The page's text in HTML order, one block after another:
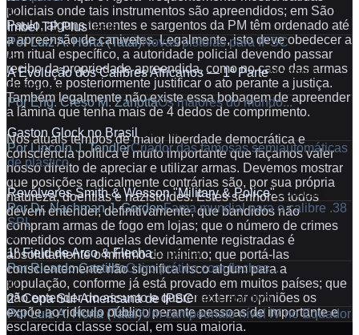
policiais onde tais instrumentos são apreendidos; em São
Paulo, alguns tenentes e sargentos da PM têm ordenado até
a apreensão de canivetes. Legalmente, isto deve obedecer a
um ritual específico, a autoridade policial devendo passar
recibo da propriedade apreendida, como no caso das armas
de fogo, e posteriormente justificar o ato perante a justiça.
Também legalmente não existe essa bobagem de apreender
a lâmina que tenha mais de 4 dedos de comprimento.
Nos atuais tempos de maior liberdade democrática e
consciência política é muito importante que façamos valer
nosso direito de apreciar e utilizar armas. Devemos mostrar
que posições radicalmente contrárias são, por sua própria
natureza, doentias e nazistoides. Estes senhores todos
devem entender, definitivamente, que bandidos não
compram armas de fogo em lojas; que o número de crimes
cometidos com aquelas devidamente registradas é
absolutamente o mínimo do mínimo; que portá-las
conscientemente não significa risco algum para a
população, conforme já está provado em muitos países; que
não entender do assunto e querer externar opiniões os
expõe ao ridículo público perante pessoas de importante e
esclarecida classe social, em sua maioria.
62
Imbel TP PlusTeste
PorLuiz A. Horta (Tatai)Novas pistolas para IPSC
68
A Evolução dos Calibres Africanos — 1ª ParteMagnum
Pesquisa
PorEng. Creso M. ZanottaOs maiores do mundo...
74
Gaston Glock no Brasil
Entrevista
PorLincoln J. TendlerCriador das famosas semiautomáticas
de plástico
78
Revólveres Smith & Wesson "Military & Police"Coleção
PorDr. Nachman J. GordonFama mundial para o calibre .38
SPL
84
1º Field de Arco & FlechaEspecial
PorRicardo CastilhoO tiro prático com flechas...
87
2ª Copa Sul-Americana de IPSCTiro Esportivo
PorLuiz A. Horta (Tatai)Um campeonato nível IV no Equador